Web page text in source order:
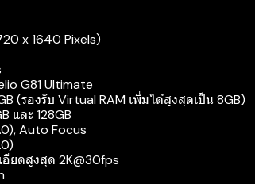
x 1640 Pixels)
G81 Ultimate
(รองรับ Virtual RAM เพิ่มได้สูงสุดเป็น 8GB)
และ 128GB
Auto Focus
อียดสูงสุด 2K@30fps